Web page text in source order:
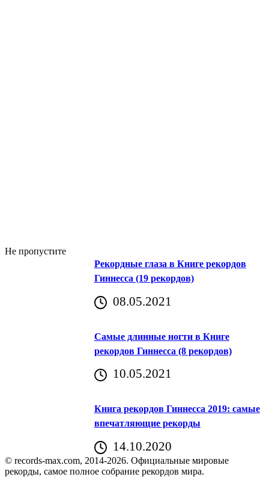
Не пропустите
Рекордные глаза в Книге рекордов
Гиннесса (19 рекордов)
08.05.2021
Самые длинные ногти в Книге
рекордов Гиннесса (8 рекордов)
10.05.2021
Книга рекордов Гиннесса 2019: самые
впечатляющие рекорды
14.10.2020
© records-max.com, 2014-2026. Официальные мировые
рекорды, самое полное собрание рекордов мира.